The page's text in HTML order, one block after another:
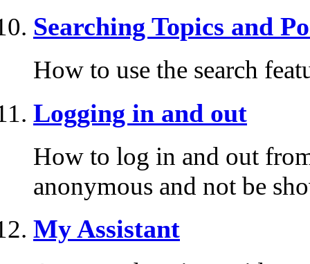
Searching Topics and
How to use the search
Logging in and out
How to log in and out
anonymous and not be
My Assistant